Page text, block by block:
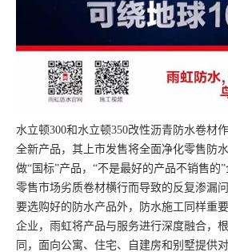
水立顿300和水立顿350改性沥青防水卷材
全新产品，其上市发售将全面净化零售防
做“国标”产品，“不是最好的产品不销售的
零售市场劣质卷材横行而导致的反复渗漏
要选购好的防水产品外，防水施工同样重
企业，雨虹将产品与服务进行深度融合，
同，面向公寓、住宅、自建房和别墅提供